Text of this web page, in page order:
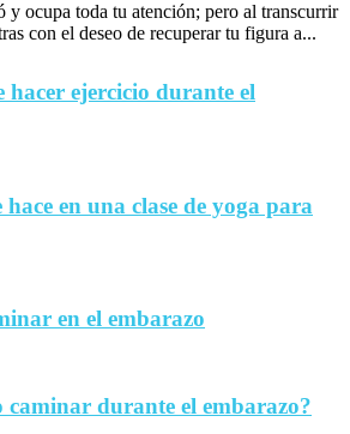
y ocupa toda tu atención; pero al transcurrir
con el deseo de recuperar tu figura a...
ejercicio durante el
hace en una clase de yoga para
en el embarazo
caminar durante el embarazo?